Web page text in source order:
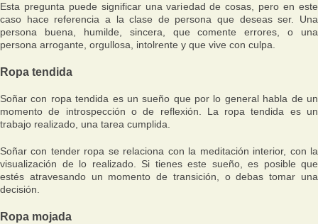
Esta pregunta puede significar una variedad de cosas, pero en este
caso hace referencia a la clase de persona que deseas ser. Una
persona buena, humilde, sincera, que comente errores, o una
persona arrogante, orgullosa, intolrente y que vive con culpa.
Ropa tendida
Soñar con ropa tendida es un sueño que por lo general habla de un
momento de introspección o de reflexión. La ropa tendida es un
trabajo realizado, una tarea cumplida.
Soñar con tender ropa se relaciona con la meditación interior, con la
visualización de lo realizado. Si tienes este sueño, es posible que
estés atravesando un momento de transición, o debas tomar una
decisión.
Ropa mojada